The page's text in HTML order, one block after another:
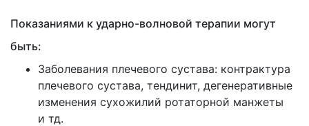
Показаниями к ударно-волновой терапии могут
быть:
Заболевания плечевого сустава: контрактура
плечевого сустава, тендинит, дегенеративные
изменения сухожилий ротаторной манжеты
и тд.